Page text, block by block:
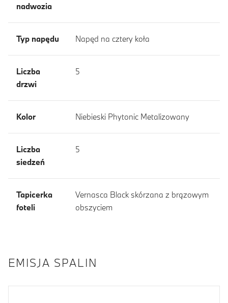
nadwozia
Typ napędu Napęd na cztery koła
Liczba
drzwi
5
Kolor Niebieski Phytonic Metalizowany
Liczba
siedzeń
5
Tapicerka
foteli
Vernasca Black skórzana z brązowym
obszyciem
EMISJA SPALIN